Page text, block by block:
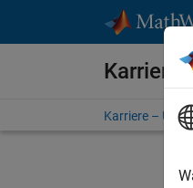
Karriere
Karriere –